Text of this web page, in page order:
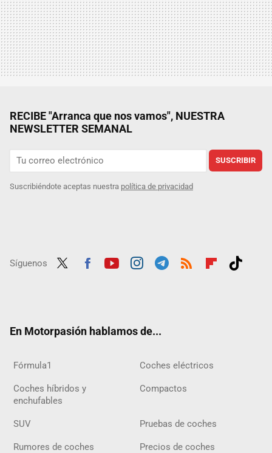
RECIBE "Arranca que nos vamos", NUESTRA
NEWSLETTER SEMANAL
SUSCRIBIR
Suscribiéndote aceptas nuestra política de privacidad
Síguenos
En Motorpasión hablamos de...
Fórmula1 Coches eléctricos
Coches híbridos y
enchufables
Compactos
SUV Pruebas de coches
Rumores de coches Precios de coches